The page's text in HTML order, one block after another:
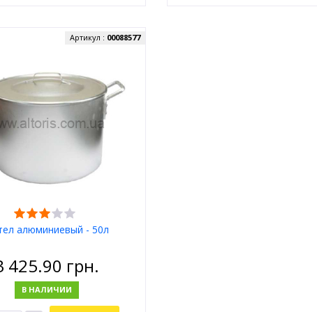
алюминиевый - 50л
Артикул : 00088577
425.90 грн.
В НАЛИЧИИ